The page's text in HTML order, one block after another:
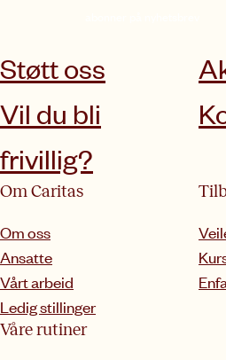
Støtt oss
Vil du bli
frivillig?
Om Caritas
Om oss
Ansatte
Vårt arbeid
Ledig stillinger
Våre rutiner